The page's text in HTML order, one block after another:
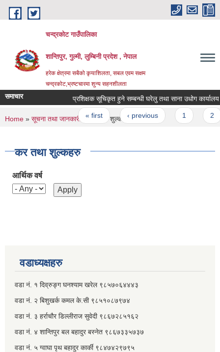
Skip to main content
चन्द्रकोट गाउँपालिका
शान्तिपुर, गुल्मी, लुम्बिनी प्रदेश , नेपाल
हरेक क्षेत्रमा सबैको कृयाशिलता, सबल एवम सक्षम
चन्द्रकोट,भ्रष्टचारमा शुन्य सहनशीलता
समाचार प्रशिक्षक सूचिकृत हुने सम्बन्धी घरेलु तथा साना उधोग कार्यालय
Pages
« first ‹ previous
You are here
Home » सूचना तथा जानकारी » कर तथा शुल्कहरु
कर तथा शुल्कहरु
आर्थिक वर्ष
वडाध्यक्षहरु
वडा नं. १ दिव्रुङ्ग घनश्याम खरेल ९८५७०६४४४३
वडा नं. २ ‌‍बिशुखर्क कमल के.सी ९८५१०८७९७४
वडा नं. ३ हर्राचौर डिल्लीराज सुवेदी ९८६७२८५१६२
वडा नं. ४ शान्तिपुर बल बहादुर बस्नेत​ ९८६७३३५७३७
वडा नं. ५ ग्वाघा पृथ बहादुर कार्की ९८४७४२९७९५